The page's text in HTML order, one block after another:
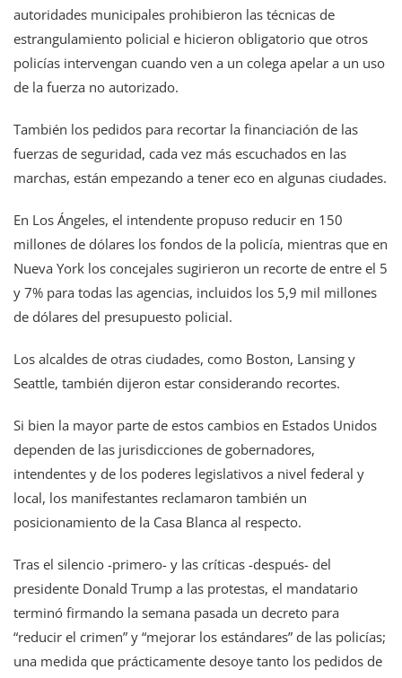
autoridades municipales prohibieron las técnicas de
estrangulamiento policial e hicieron obligatorio que otros
policías intervengan cuando ven a un colega apelar a un uso
de la fuerza no autorizado.
También los pedidos para recortar la financiación de las
fuerzas de seguridad, cada vez más escuchados en las
marchas, están empezando a tener eco en algunas ciudades.
En Los Ángeles, el intendente propuso reducir en 150
millones de dólares los fondos de la policía, mientras que en
Nueva York los concejales sugirieron un recorte de entre el 5
y 7% para todas las agencias, incluidos los 5,9 mil millones
de dólares del presupuesto policial.
Los alcaldes de otras ciudades, como Boston, Lansing y
Seattle, también dijeron estar considerando recortes.
Si bien la mayor parte de estos cambios en Estados Unidos
dependen de las jurisdicciones de gobernadores,
intendentes y de los poderes legislativos a nivel federal y
local, los manifestantes reclamaron también un
posicionamiento de la Casa Blanca al respecto.
Tras el silencio -primero- y las críticas -después- del
presidente Donald Trump a las protestas, el mandatario
terminó firmando la semana pasada un decreto para
“reducir el crimen” y “mejorar los estándares” de las policías;
una medida que prácticamente desoye tanto los pedidos de